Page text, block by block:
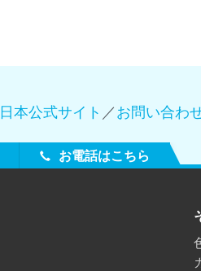
日本公式サイト ／お問い合わ
お電話はこちら